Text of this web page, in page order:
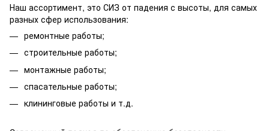
Наш ассортимент, это СИЗ от падения с высоты, для самых
разных сфер использования:
ремонтные работы;
строительные работы;
монтажные работы;
спасательные работы;
клининговые работы и т.д.